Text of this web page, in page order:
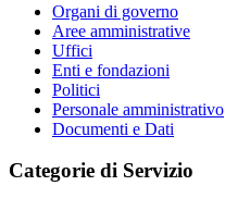
Organi di governo
Aree amministrative
Uffici
Enti e fondazioni
Politici
Personale amministrativo
Documenti e Dati
Categorie di Servizio